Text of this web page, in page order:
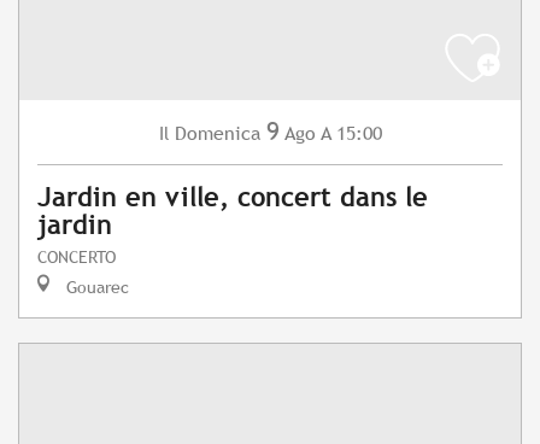
Il Domenica 9 Ago A 15:00
Jardin en ville, concert dans le
jardin
CONCERTO
Gouarec